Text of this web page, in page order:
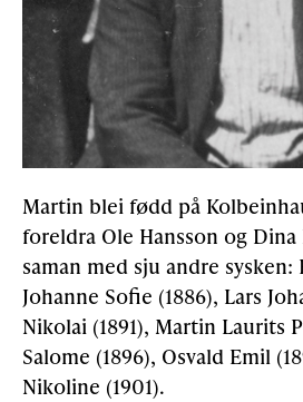
Martin blei fødd på
foreldra Ole Hansson og
saman med sju andre sysken:
Johanne Sofie (1886), Lars
Nikolai (1891), Martin Laurits
Salome (1896), Osvald Emil
Nikoline (1901).